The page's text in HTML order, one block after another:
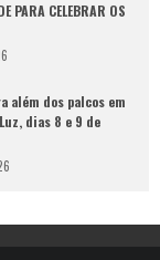
PARA CELEBRAR OS
além dos palcos em
dias 8 e 9 de